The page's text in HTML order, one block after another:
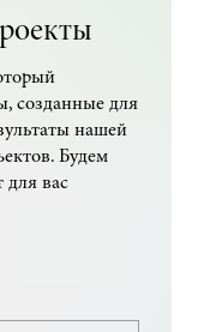
созданные для
нашей
Будем
для вас